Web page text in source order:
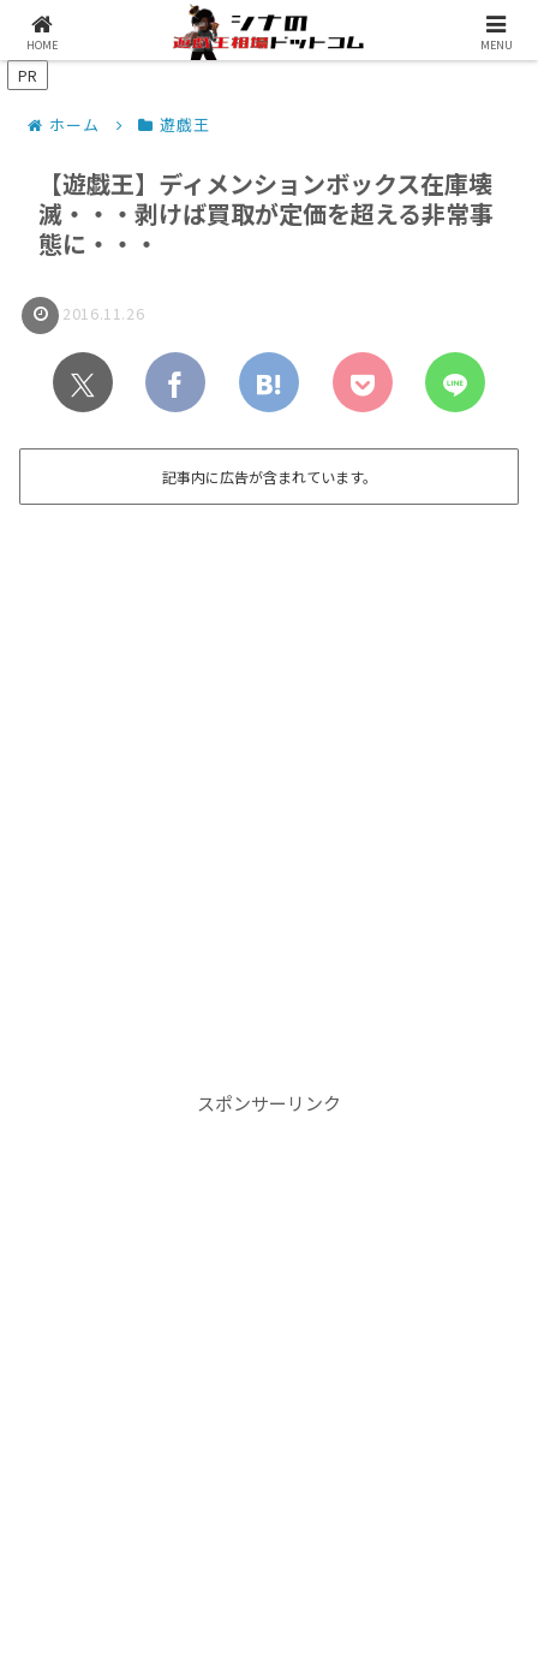
シナコムについて
PR
ホーム 遊戯王
【遊戯王】ディメンションボックス在庫壊
滅・・・剥けば買取が定価を超える非常事
態に・・・
2016.11.26
記事内に広告が含まれています。
スポンサーリンク
HOME MENU